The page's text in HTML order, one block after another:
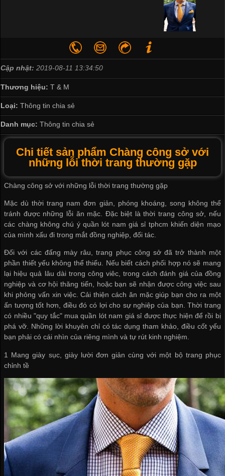
Cập nhật: 2019-08-11 13:34:50
Thương hiệu: T & M
Loại: Thông tin chia sẻ
Danh mục: Thông tin chia sẻ
Chi tiết sản phẩm Chàng công sở với
những lỗi thời trang thường gặp
Chàng công sở với những lỗi thời trang thường gặp
Mặc dù thời trang nam đơn giản, phóng khoáng, song không thể
tránh được những lỗi ăn mặc. Đặc biệt là thời trang công sở, nếu
các chàng không chú ý quần lót nam giá sỉ tphcm khiến diện mạo
của mình xấu đi trong mắt đồng nghiệp, đối tác.
Đối với các đấng mày râu, trang phục công sở đã trở thành một
phần thiết yếu không thể thiếu. Nếu biết cách phối hợp nó sẽ mang
lại hiệu quả lâu dài trong công viêc, trong cách đánh giá của đồng
nghiệp và cơ hội thăng tiến, hoặc bạn sẽ nhận được công việc sau
khi phỏng vấn xin việc. Cải thiện cách ăn mặc giúp bạn cho ra một
ấn tượng tốt hơn, điều đó có lợi cho sự nghiệp của bạn. Thời trang
có nhiều "quy tắc" mua quần lót nam giá sỉ được thực hiện để rồi bị
phá vỡ. Những lời khuyên chỉ có tác dụng tham khảo, điều cốt yếu
bạn phải có cái nhìn của riêng mình và tự rút kinh nghiệm.
1 Mang giày sục, giày lười đơn giản cùng với một bộ trang phục
chỉnh tề